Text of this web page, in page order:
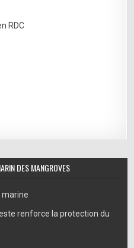
RDC
DES MANGROVES
marine
renforce la protection du